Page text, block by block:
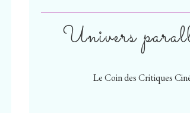
Univers
Le Coin des Critiques